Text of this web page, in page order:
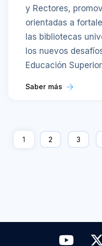
y Rectores,
orientadas a
las bibliotecas
los nuevos
Educación
Saber más
1 2 3